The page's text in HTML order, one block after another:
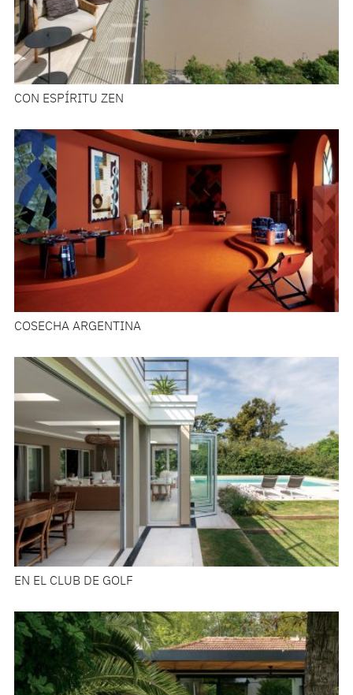
CON ESPÍRITU ZEN
COSECHA ARGENTINA
EN EL CLUB DE GOLF